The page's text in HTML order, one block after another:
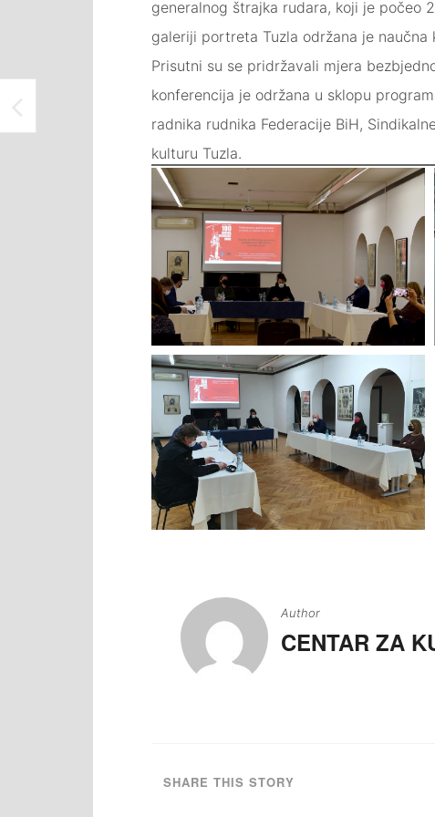
generalnog štrajka rudara, koji je počeo
galeriji portreta Tuzla održana je naučna
Prisutni su se pridržavali mjera
konferencija je održana u sklopu
radnika rudnika Federacije BiH,
kulturu Tuzla.
Author
CENTAR ZA
SHARE THIS STORY